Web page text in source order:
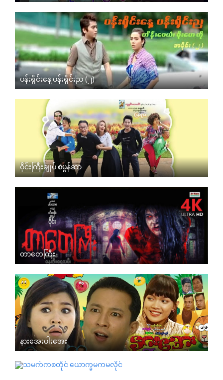
ပန်းရိုင်းနေ့ ပန်းရိုင်းည (၂)
ဝိုင်းကြီးချုပ် စပွန်ဆာ
တာတေကြီး
နားအေးပါးအေး